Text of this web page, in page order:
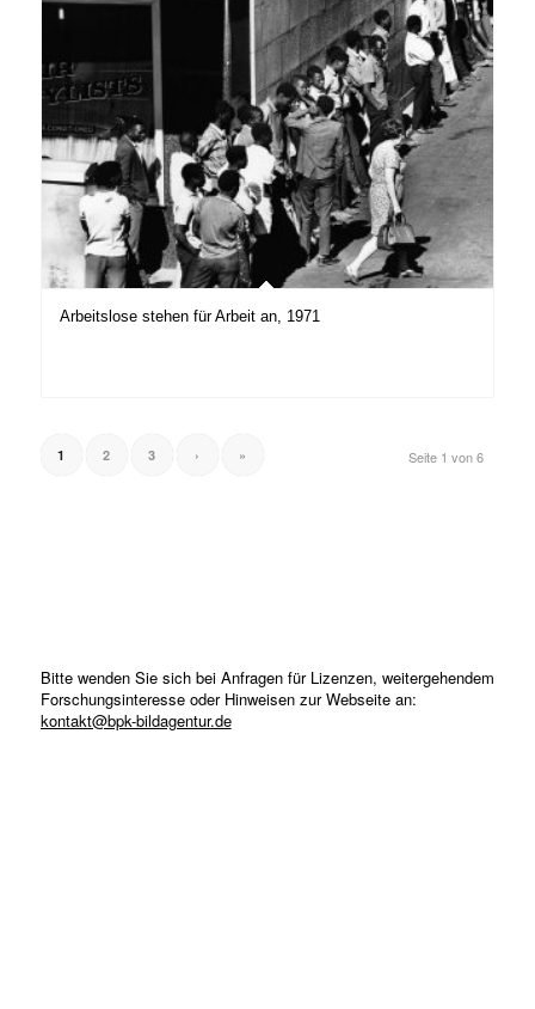
Arbeitslose stehen für Arbeit an, 1971
Seite 1 von 6
1 2 3 › »
Bitte wenden Sie sich bei Anfragen für Lizenzen, weitergehendem
Forschungsinteresse oder Hinweisen zur Webseite an:
kontakt@bpk-bildagentur.de